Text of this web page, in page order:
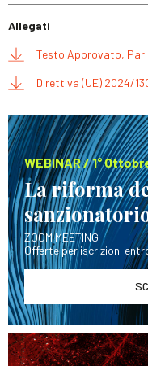
Allegati
Testo Approvato,
Direttiva (UE) 2024/
WEBINAR / 1°
La riforma
ZOOM MEETING
Offerte per iscrizioni